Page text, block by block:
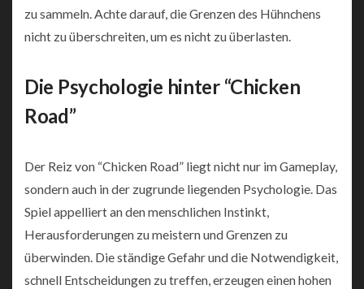
zu sammeln. Achte darauf, die Grenzen des Hühnchens
nicht zu überschreiten, um es nicht zu überlasten.
Die Psychologie hinter “Chicken
Road”
Der Reiz von “Chicken Road” liegt nicht nur im Gameplay,
sondern auch in der zugrunde liegenden Psychologie. Das
Spiel appelliert an den menschlichen Instinkt,
Herausforderungen zu meistern und Grenzen zu
überwinden. Die ständige Gefahr und die Notwendigkeit,
schnell Entscheidungen zu treffen, erzeugen einen hohen